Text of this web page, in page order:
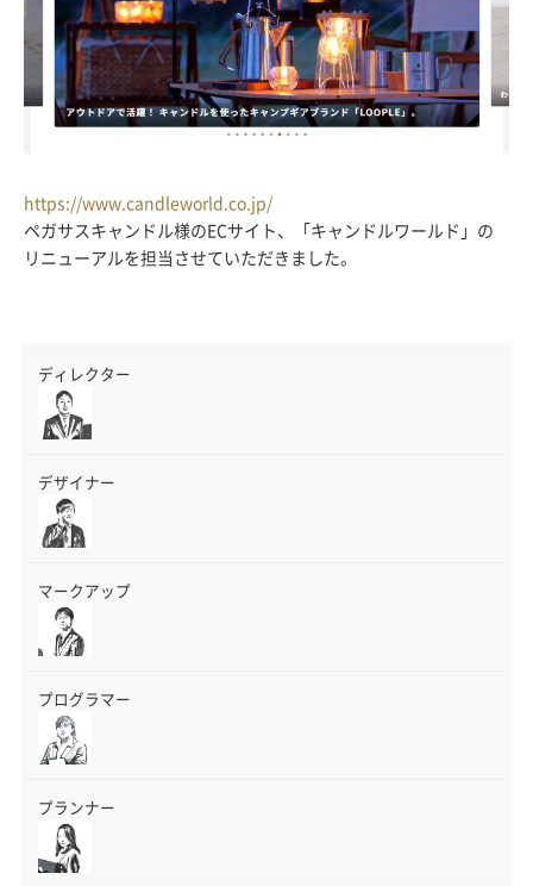
https://www.candleworld.co.jp/
ペガサスキャンドル様のECサイト、「キャンドルワールド」の
リニューアルを担当させていただきました。
ディレクター
デザイナー
マークアップ
プログラマー
プランナー